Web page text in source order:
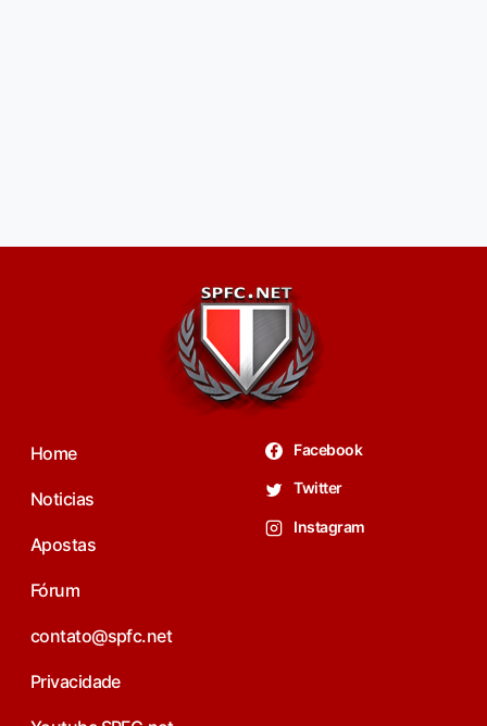
Home
Noticias
Apostas
Fórum
contato@spfc.net
Privacidade
Facebook
Twitter
Instagram